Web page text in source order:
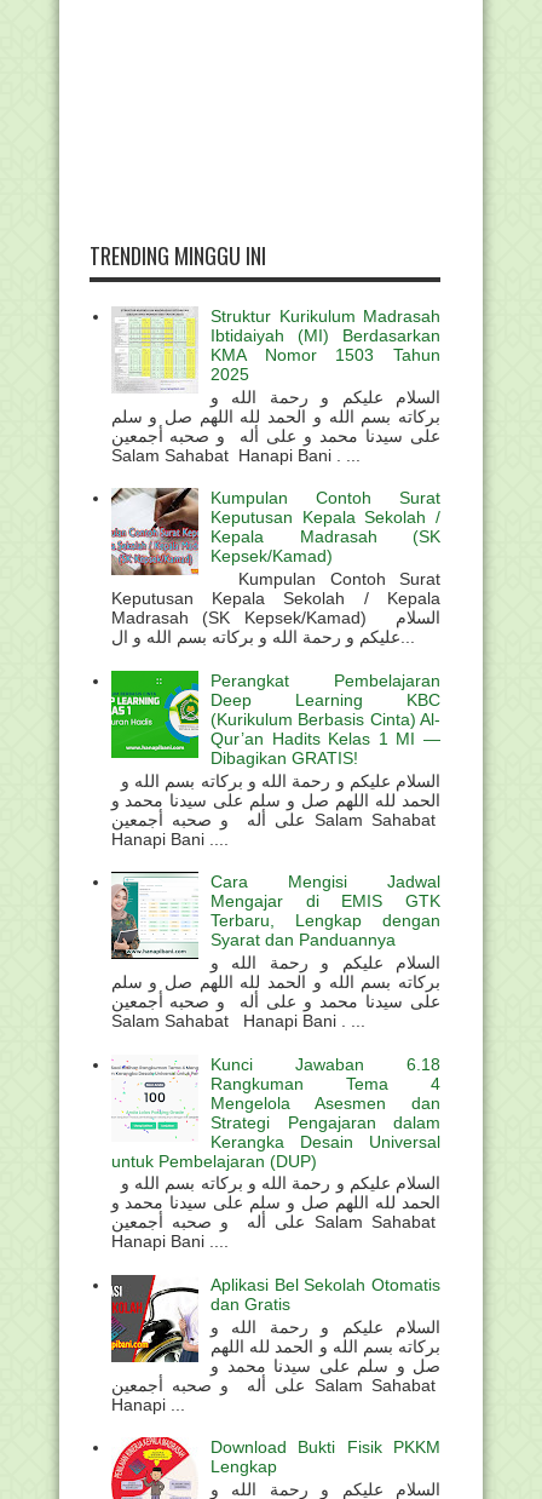
TRENDING MINGGU INI
Struktur Kurikulum Madrasah
Ibtidaiyah (MI) Berdasarkan
KMA Nomor 1503 Tahun
2025
السلام عليكم و رحمة الله و
بركاته بسم الله و الحمد لله اللهم صل و سلم
على سيدنا محمد و على أله و صحبه أجمعين
Salam Sahabat Hanapi Bani . ...
Kumpulan Contoh Surat
Keputusan Kepala Sekolah /
Kepala Madrasah (SK
Kepsek/Kamad)
Kumpulan Contoh Surat
Keputusan Kepala Sekolah / Kepala
Madrasah (SK Kepsek/Kamad) السلام
عليكم و رحمة الله و بركاته بسم الله و ال...
Perangkat Pembelajaran
Deep Learning KBC
(Kurikulum Berbasis Cinta) Al-
Qur’an Hadits Kelas 1 MI —
Dibagikan GRATIS!
الحمد لله اللهم صل و سلم على سيدنا محمد و
على أله و صحبه أجمعين Salam Sahabat
Hanapi Bani ....
Cara Mengisi Jadwal
Mengajar di EMIS GTK
Terbaru, Lengkap dengan
Syarat dan Panduannya
السلام عليكم و رحمة الله و
بركاته بسم الله و الحمد لله اللهم صل و سلم
على سيدنا محمد و على أله و صحبه أجمعين
Salam Sahabat Hanapi Bani . ...
Kunci Jawaban 6.18
Rangkuman Tema 4
Mengelola Asesmen dan
Strategi Pengajaran dalam
Kerangka Desain Universal
untuk Pembelajaran (DUP)
الحمد لله اللهم صل و سلم على سيدنا محمد و
على أله و صحبه أجمعين Salam Sahabat
Hanapi Bani ....
Aplikasi Bel Sekolah Otomatis
dan Gratis
السلام عليكم و رحمة الله و
بركاته بسم الله و الحمد لله اللهم
صل و سلم على سيدنا محمد و
على أله و صحبه أجمعين Salam Sahabat
Hanapi ...
Download Bukti Fisik PKKM
Lengkap
السلام عليكم و رحمة الله و